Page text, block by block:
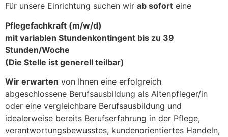
Für unsere Einrichtung suchen wir ab sofort eine
Pflegefachkraft (m/w/d)
mit variablen Stundenkontingent bis zu 39
Stunden/Woche
(Die Stelle ist generell teilbar)
Wir erwarten von Ihnen eine erfolgreich
abgeschlossene Berufsausbildung als Altenpfleger/in
oder eine vergleichbare Berufsausbildung und
idealerweise bereits Berufserfahrung in der Pflege,
verantwortungsbewusstes, kundenorientiertes Handeln,